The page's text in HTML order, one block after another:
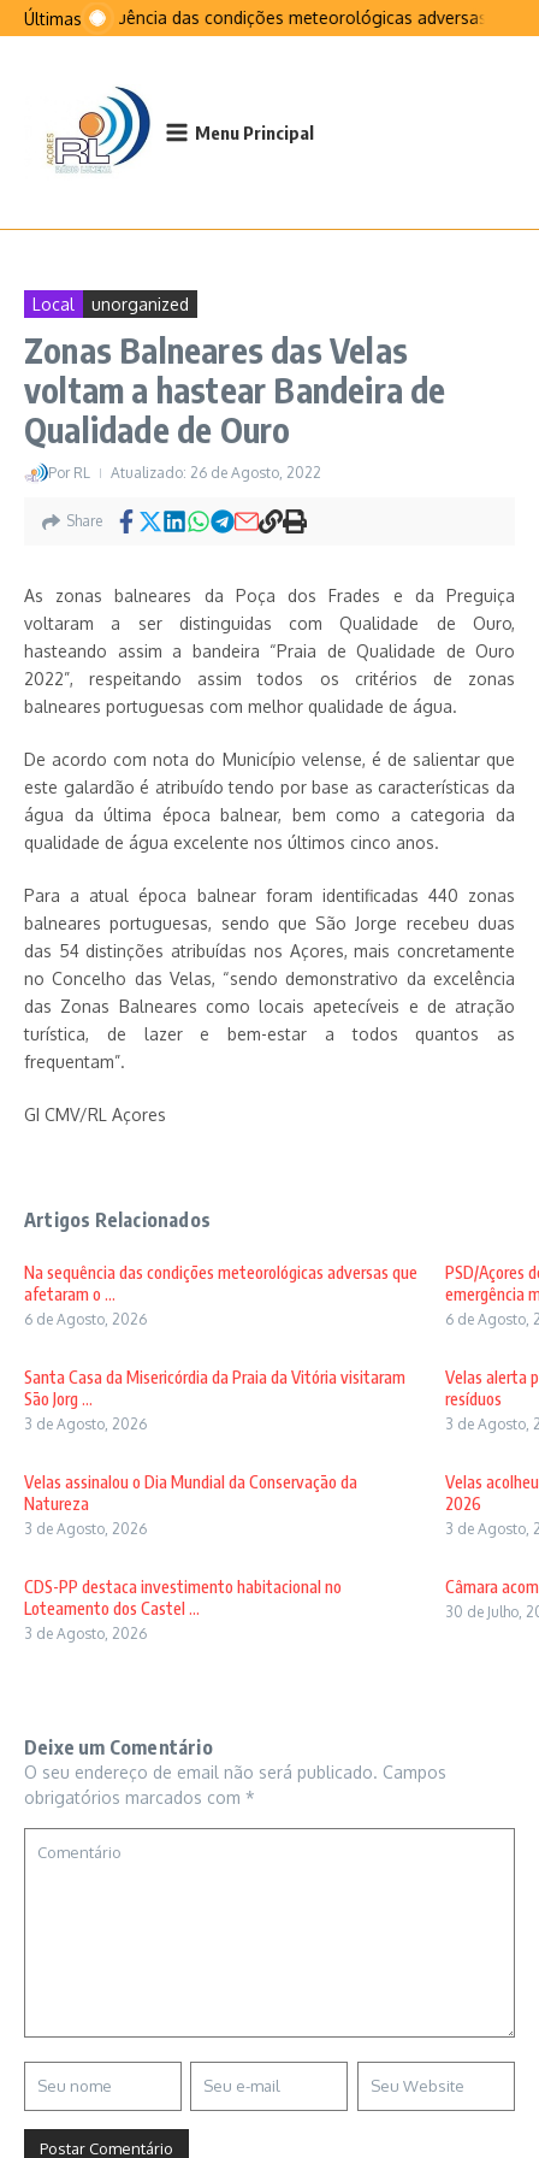
Ir para o conteúdo
ÚltimasNa sequência das condições meteorológicas adversas que
Menu Principal
Local unorganized
Zonas Balneares das Velas
voltam a hastear Bandeira de
Qualidade de Ouro
Por RL Atualizado: 26 de Agosto, 2022
Share
As zonas balneares da Poça dos Frades e da Preguiça
voltaram a ser distinguidas com Qualidade de Ouro,
hasteando assim a bandeira “Praia de Qualidade de Ouro
2022”, respeitando assim todos os critérios de zonas
balneares portuguesas com melhor qualidade de água.
De acordo com nota do Município velense, é de salientar que
este galardão é atribuído tendo por base as características da
água da última época balnear, bem como a categoria da
qualidade de água excelente nos últimos cinco anos.
Para a atual época balnear foram identificadas 440 zonas
balneares portuguesas, sendo que São Jorge recebeu duas
das 54 distinções atribuídas nos Açores, mais concretamente
no Concelho das Velas, “sendo demonstrativo da excelência
das Zonas Balneares como locais apetecíveis e de atração
turística, de lazer e bem-estar a todos quantos as
frequentam”.
GI CMV/RL Açores
Artigos Relacionados
Na sequência das condições meteorológicas adversas que
afetaram o ...
6 de Agosto, 2026
PSD/Açores
emergência
6 de Agosto,
Santa Casa da Misericórdia da Praia da Vitória visitaram
São Jorg ...
3 de Agosto, 2026
Velas alerta
resíduos
3 de Agosto,
Velas assinalou o Dia Mundial da Conservação da
Natureza
3 de Agosto, 2026
Velas
2026
3 de Agosto,
CDS-PP destaca investimento habitacional no
Loteamento dos Castel ...
3 de Agosto, 2026
Câmara
30 de Julho,
Deixe um Comentário
O seu endereço de email não será publicado. Campos
obrigatórios marcados com *